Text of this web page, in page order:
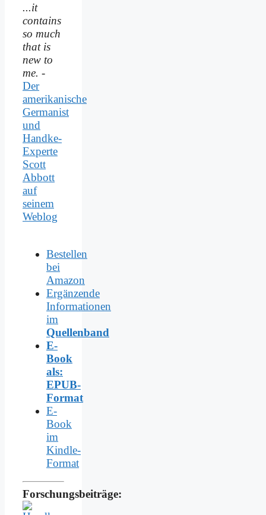
...it
contains
so much
that is
new to
me. -
Der
amerikanische
Germanist
und
Handke-
Experte
Scott
Abbott
auf
seinem
Weblog
Bestellen
bei
Amazon
Ergänzende
Informationen
im
Quellenband
E-
Book
als:
EPUB-
Format
E-
Book
im
Kindle-
Format
Forschungsbeiträge: